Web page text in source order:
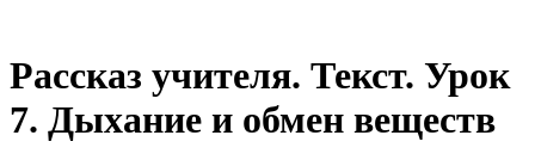
Рассказ учителя. Текст. Урок
7. Дыхание и обмен веществ